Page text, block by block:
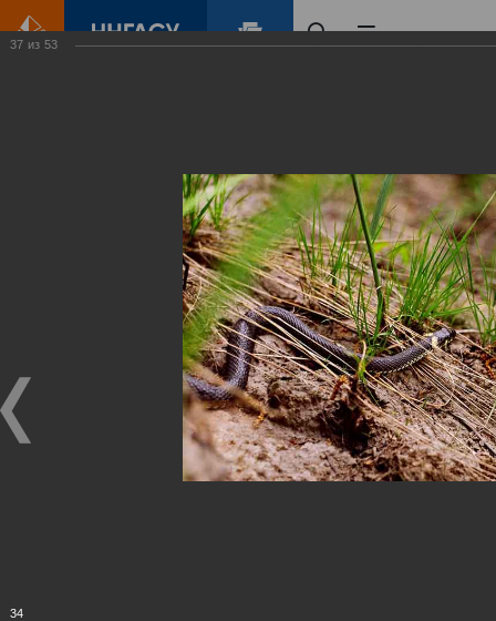
Виртуальные
выставки
(фотоальбомы)
37 из 53
34